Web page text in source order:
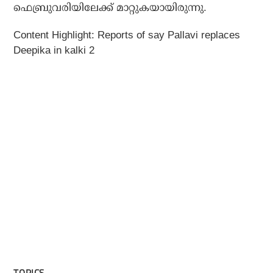
ഫെബ്രുവരിയിലേക്ക് മാറ്റുകയായിരുന്നു.
Content Highlight: Reports of say Pallavi replaces
Deepika in kalki 2